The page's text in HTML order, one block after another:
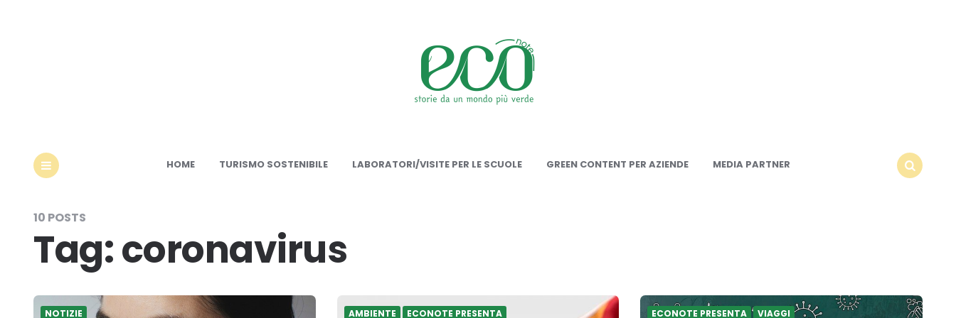
HOME TURISMO SOSTENIBILE LABORATORI/VISITE PER LE SCUOLE GREEN CONTENT PER AZIENDE
MEDIA PARTNER
10 POSTS
Tag:coronavirus
NOTIZIE AMBIENTE ECONOTE PRESENTA ECONOTE PRESENTA VIAGGI